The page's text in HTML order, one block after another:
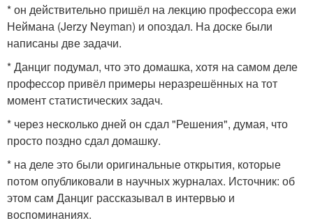
* он действительно пришёл на лекцию профессора ежи
Неймана (Jerzy Neyman) и опоздал. На доске были
написаны две задачи.
* Данциг подумал, что это домашка, хотя на самом деле
профессор привёл примеры неразрешённых на тот
момент статистических задач.
* через несколько дней он сдал "Решения", думая, что
просто поздно сдал домашку.
* на деле это были оригинальные открытия, которые
потом опубликовали в научных журналах. Источник: об
этом сам Данциг рассказывал в интервью и
воспоминаниях.